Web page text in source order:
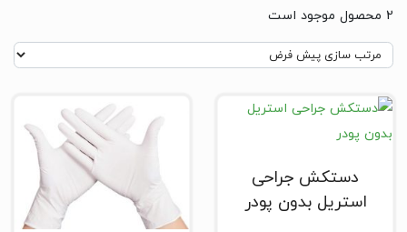
2 محصول موجود است
دستکش جراحی
استریل بدون پودر